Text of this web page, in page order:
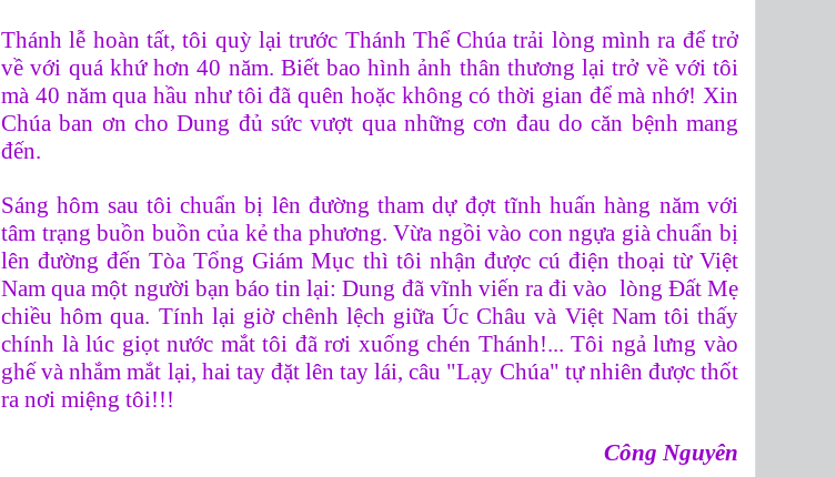
Thánh lễ hoàn tất, tôi quỳ lại trước Thánh Thể Chúa trải lòng mình ra để trở
về với quá khứ hơn 40 năm. Biết bao hình ảnh thân thương lại trở về với tôi
mà 40 năm qua hầu như tôi đã quên hoặc không có thời gian để mà nhớ! Xin
Chúa ban ơn cho Dung đủ sức vượt qua những cơn đau do căn bệnh mang
đến.
Sáng hôm sau tôi chuẩn bị lên đường tham dự đợt tĩnh huấn hàng năm với
tâm trạng buồn buồn của kẻ tha phương. Vừa ngồi vào con ngựa già chuẩn bị
lên đường đến Tòa Tổng Giám Mục thì tôi nhận được cú điện thoại từ Việt
Nam qua một người bạn báo tin lại: Dung đã vĩnh viến ra đi vào lòng Đất Mẹ
chiều hôm qua. Tính lại giờ chênh lệch giữa Úc Châu và Việt Nam tôi thấy
chính là lúc giọt nước mắt tôi đã rơi xuống chén Thánh!... Tôi ngả lưng vào
ghế và nhắm mắt lại, hai tay đặt lên tay lái, câu "Lạy Chúa" tự nhiên được thốt
ra nơi miệng tôi!!!
Công Nguyên